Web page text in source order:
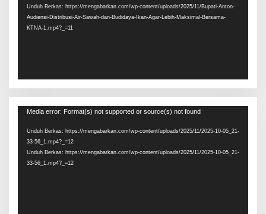
Unduh Berkas: https://mengabarkan.com/wp-content/uploads/2025/11/Bupati-Anton-
Audiensi-Distribusi-Air-Sawah-dan-Budidaya-Ikan-Agar-Lebih-Maksimal-Bersama-
KTNA-1.mp4?_=11
Pemutar
Media error: Format(s) not supported or source(s) not found
Unduh Berkas: https://mengabarkan.com/wp-content/uploads/2025/11/2025-10-05_21-
33-56_1.mp4?_=12
Unduh Berkas: https://mengabarkan.com/wp-content/uploads/2025/11/2025-10-05_21-
33-56_1.mp4?_=12